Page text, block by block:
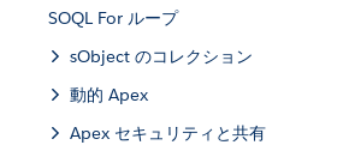
SOQL For ループ
sObject のコレクション
動的 Apex
Apex セキュリティと共有